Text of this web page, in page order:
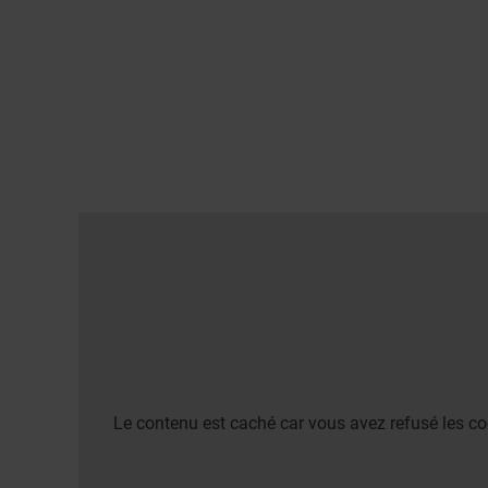
Le contenu est caché car vous avez refusé les